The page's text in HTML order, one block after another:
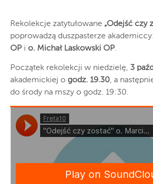
Rekolekcje zatytułowane „Odejść czy
poprowadzą duszpasterze akademiccy:
OP i o. Michał Laskowski OP.
Początek rekolekcji w niedzielę, 3
akademickiej o godz. 19.30, a
do środy na mszy o godz. 19:30.